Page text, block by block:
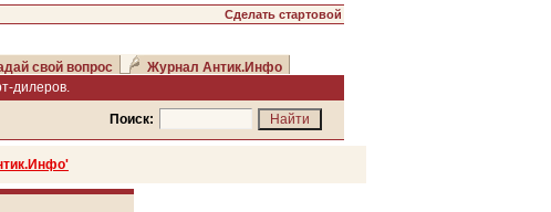
Сделать стартовой
свой вопрос
Журнал Антик.Инфо
дилеров.
Поиск: